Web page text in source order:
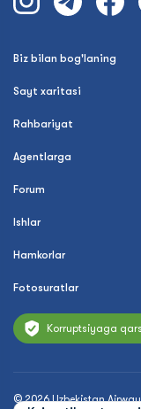
Biz bilan bog'laning
Sayt xaritasi
Rahbariyat
Agentlarga
Forum
Ishlar
Hamkorlar
Fotosuratlar
Korruptsiyaga
© 2026 Uzbekistan